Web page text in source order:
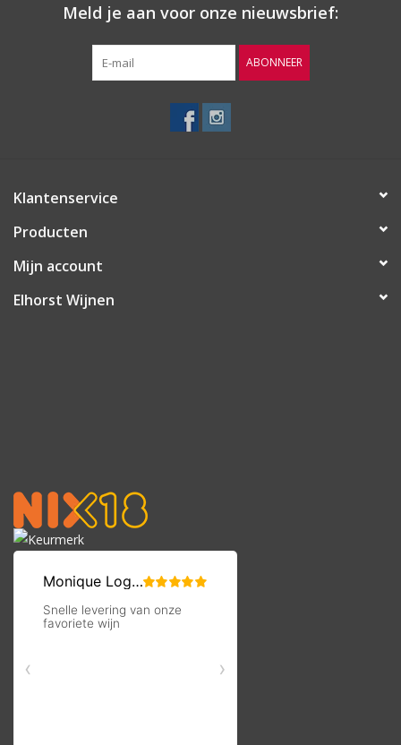
Meld je aan voor onze nieuwsbrief:
ABONNEER
Klantenservice
Producten
Mijn account
Elhorst Wijnen